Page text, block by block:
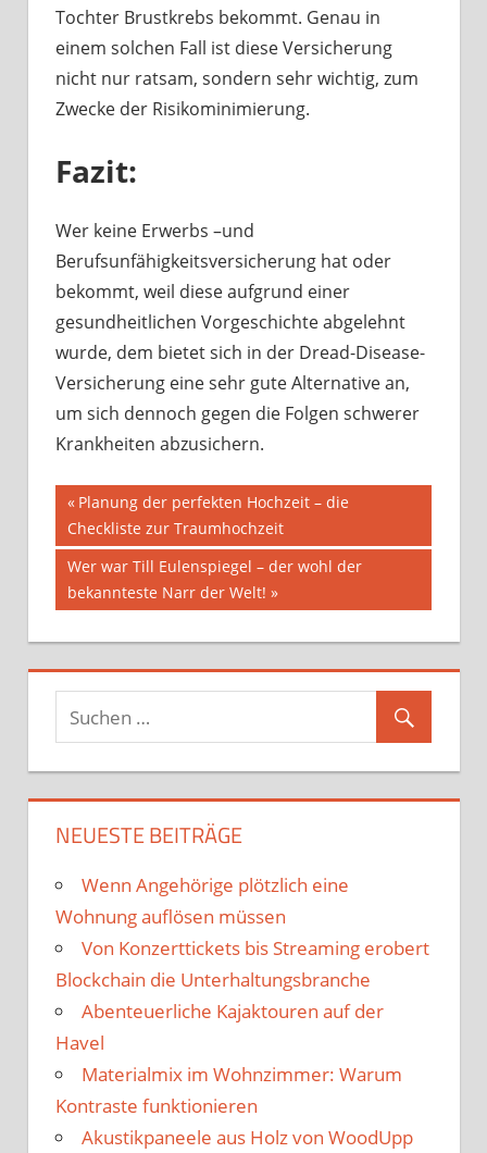
Tochter Brustkrebs bekommt. Genau in
einem solchen Fall ist diese Versicherung
nicht nur ratsam, sondern sehr wichtig, zum
Zwecke der Risikominimierung.
Fazit:
Wer keine Erwerbs –und
Berufsunfähigkeitsversicherung hat oder
bekommt, weil diese aufgrund einer
gesundheitlichen Vorgeschichte abgelehnt
wurde, dem bietet sich in der Dread-Disease-
Versicherung eine sehr gute Alternative an,
um sich dennoch gegen die Folgen schwerer
Krankheiten abzusichern.
Beitragsnavigation
Vorheriger
Beitrag:
Planung der perfekten Hochzeit – die
Checkliste zur Traumhochzeit
Nächster
Beitrag:
Wer war Till Eulenspiegel – der wohl der
bekannteste Narr der Welt!
NEUESTE BEITRÄGE
Wenn Angehörige plötzlich eine
Wohnung auflösen müssen
Von Konzerttickets bis Streaming erobert
Blockchain die Unterhaltungsbranche
Abenteuerliche Kajaktouren auf der
Havel
Materialmix im Wohnzimmer: Warum
Kontraste funktionieren
Akustikpaneele aus Holz von WoodUpp